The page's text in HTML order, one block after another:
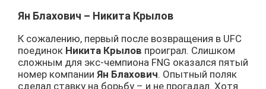
Ян Блахович – Никита Крылов
К сожалению, первый после возвращения в UFC
поединок Никита Крылов проиграл. Слишком
сложным для экс-чемпиона FNG оказался пятый
номер компании Ян Блахович. Опытный поляк
сделал ставку на борьбу – и не прогадал. Хотя